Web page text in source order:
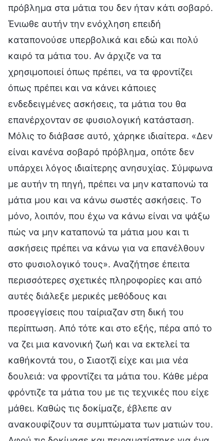
πρόβλημα στα μάτια του δεν ήταν κάτι σοβαρό.
Ένιωθε αυτήν την ενόχληση επειδή
καταπονούσε υπερβολικά και εδώ και πολύ
καιρό τα μάτια του. Αν άρχιζε να τα
χρησιμοποιεί όπως πρέπει, να τα φροντίζει
όπως πρέπει και να κάνει κάποιες
ενδεδειγμένες ασκήσεις, τα μάτια του θα
επανέρχονταν σε φυσιολογική κατάσταση.
Μόλις το διάβασε αυτό, χάρηκε ιδιαίτερα. «Δεν
είναι κανένα σοβαρό πρόβλημα, οπότε δεν
υπάρχει λόγος ιδιαίτερης ανησυχίας. Σύμφωνα
με αυτήν τη πηγή, πρέπει να μην καταπονώ τα
μάτια μου και να κάνω σωστές ασκήσεις. Το
μόνο, λοιπόν, που έχω να κάνω είναι να ψάξω
πώς να μην καταπονώ τα μάτια μου και τι
ασκήσεις πρέπει να κάνω για να επανέλθουν
στο φυσιολογικό τους». Αναζήτησε έπειτα
περισσότερες σχετικές πληροφορίες και από
αυτές διάλεξε μερικές μεθόδους και
προσεγγίσεις που ταίριαζαν στη δική του
περίπτωση. Από τότε και στο εξής, πέρα από το
να ζει μια κανονική ζωή και να εκτελεί τα
καθήκοντά του, ο Σιαοτζί είχε και μια νέα
δουλειά: να φροντίζει τα μάτια του. Κάθε μέρα
φρόντιζε τα μάτια του με τις τεχνικές που είχε
μάθει. Καθώς τις δοκίμαζε, έβλεπε αν
ανακουφίζουν τα συμπτώματα των ματιών του.